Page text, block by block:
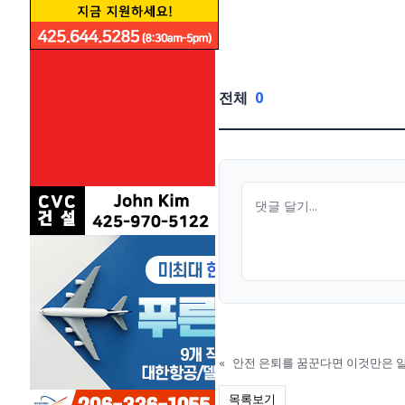
전체 0
« 안전 은퇴를 꿈꾼다면 이것만은
목록보기